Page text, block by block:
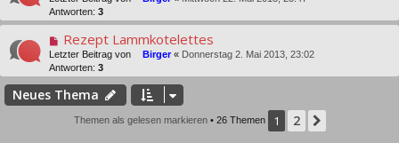
Antworten: 3
Rezept Lammkotelettes
Letzter Beitrag von Birger« Donnerstag 2. Mai 2013, 23:02
Antworten: 3
Neues Thema
Themen als gelesen markieren• 26 Themen 1 2